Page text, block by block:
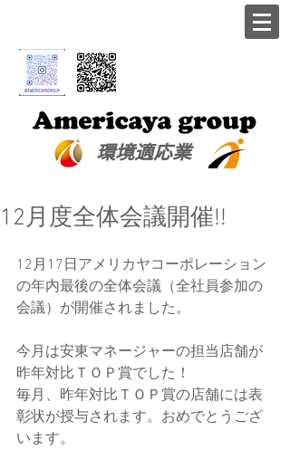
​環境適応業
12月度全体会議開催!!
12月17日アメリカヤコーポレーション
の年内最後の全体会議（全社員参加の
会議）が開催されました。
今月は安東マネージャーの担当店舗が
昨年対比ＴＯＰ賞でした！
毎月、昨年対比ＴＯＰ賞の店舗には表
彰状が授与されます。おめでとうござ
います。